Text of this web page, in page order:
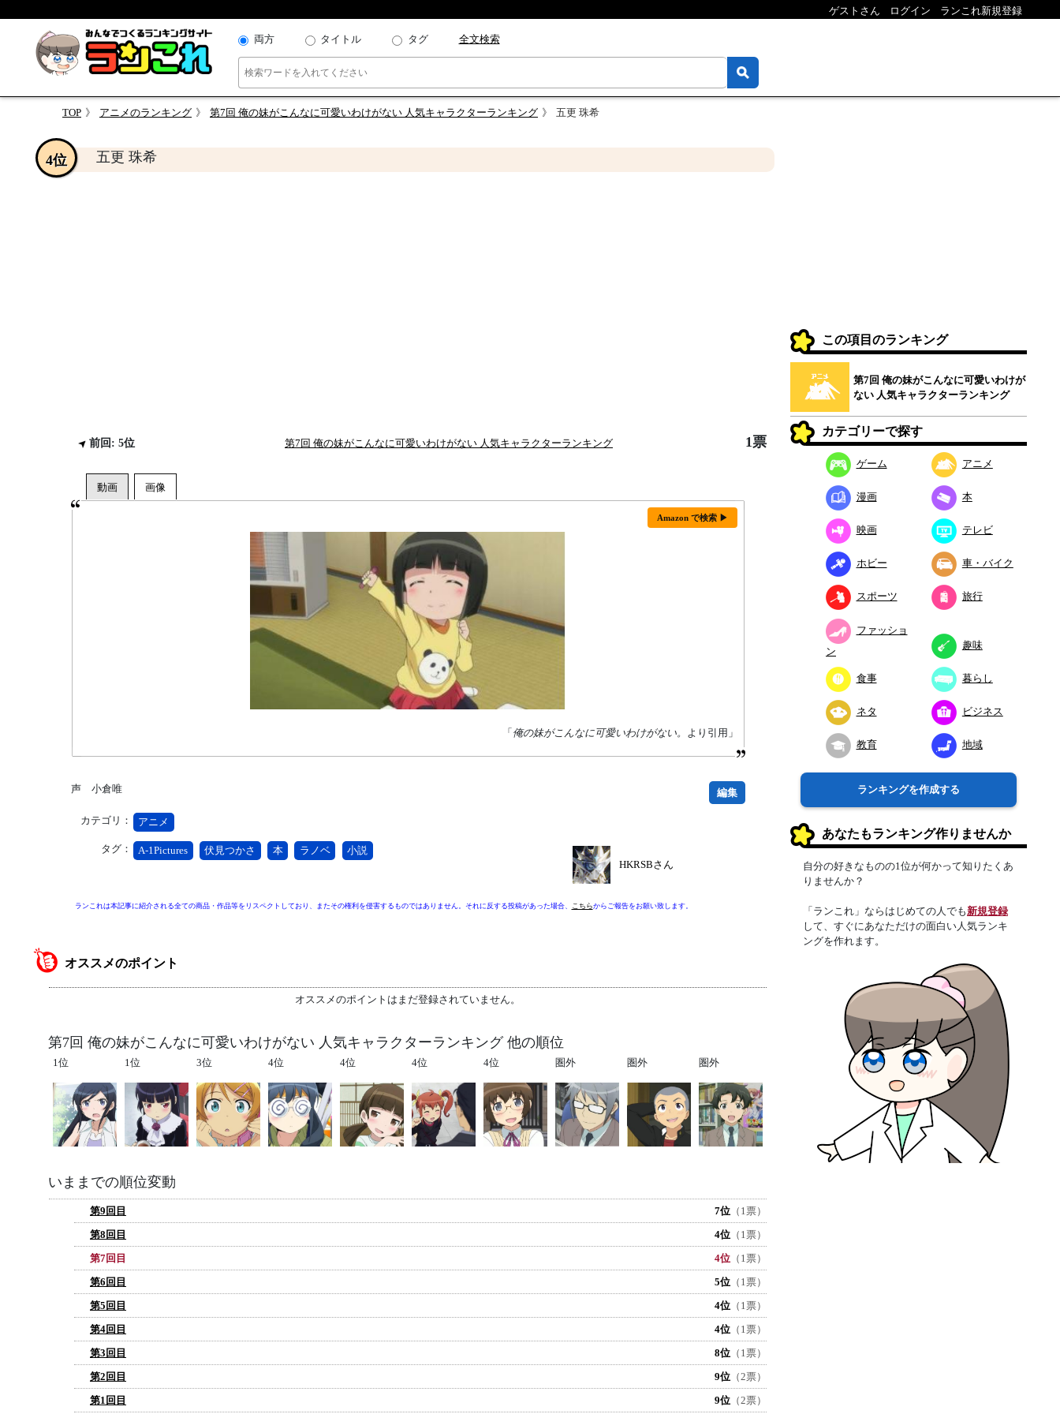
ゲストさん ログイン ランこれ新規登録
両方 タイトル タグ 全文検索
TOP アニメのランキング 第7回 俺の妹がこんなに可愛いわけがない 人気キャラクターランキング 五更 珠希
五更 珠希
4位
前回: 5位 第7回 俺の妹がこんなに可愛いわけがない 人気キャラクターランキング 1票
Amazon で検索 ▶
「俺の妹がこんなに可愛いわけがない。 より引用」
声 小倉唯
カテゴリ： アニメ
タグ： A-1Pictures 伏見つかさ 本 ラノベ 小説
編集
HKRSBさん
ランこれは本記事に紹介される全ての商品・作品等をリスペクトしており、またその権利を侵害するものではありません。それに反する投稿があった場合、 こちらからご報告をお願い致します。
オススメのポイント
オススメのポイントはまだ登録されていません。
第7回 俺の妹がこんなに可愛いわけがない 人気キャラクターランキング 他の順位
1位 1位 3位 4位 4位 4位 4位 圏外 圏外 圏外
いままでの順位変動
第9回目 7位 （1票）
第8回目
4位 （1票）
第7回目
4位 （1票）
第6回目
5位 （1票）
第5回目
4位 （1票）
第4回目
4位 （1票）
第3回目
8位 （1票）
第2回目
9位 （2票）
第1回目
9位 （2票）
この項目のランキング
第7回 俺の妹がこんなに可愛いわけが
ない 人気キャラクターランキング
カテゴリーで探す
ゲーム アニメ
漫画 本
映画 テレビ
ホビー 車・バイク
スポーツ 旅行
ファッショ
ン
趣味
食事 暮らし
ネタ ビジネス
教育 地域
ランキングを作成する
あなたもランキング作りませんか
自分の好きなものの1位が何かって知りたくあ
りませんか？
「ランこれ」ならはじめての人でも新規登録
して、すぐにあなただけの面白い人気ランキ
ングを作れます。